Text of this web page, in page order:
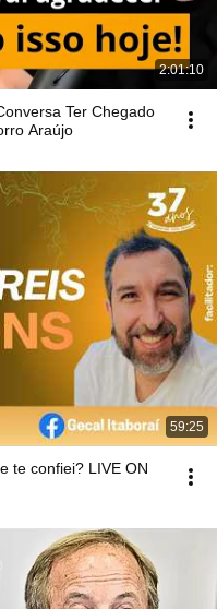
2:01:10
Ter Chegado
Araújo
59:25
te confiei? LIVE ON